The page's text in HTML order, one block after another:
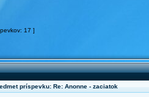
17 ]
príspevku: Re: Anonne - zaciatok